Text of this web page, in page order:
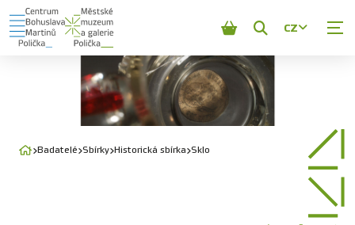
Zobrazit
vyhledávání
CZ
Badatelé Sbírky Historická sbírka Sklo